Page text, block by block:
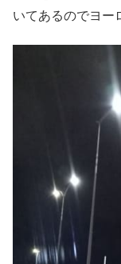
いてあるのでヨー